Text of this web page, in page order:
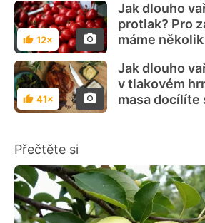
Hodnocení
12×
Jak dlouho
protlak? Pro
máme
Hodnocení
41×
Jak dlouho
v tlakovém
masa docílíte
Přečtěte si